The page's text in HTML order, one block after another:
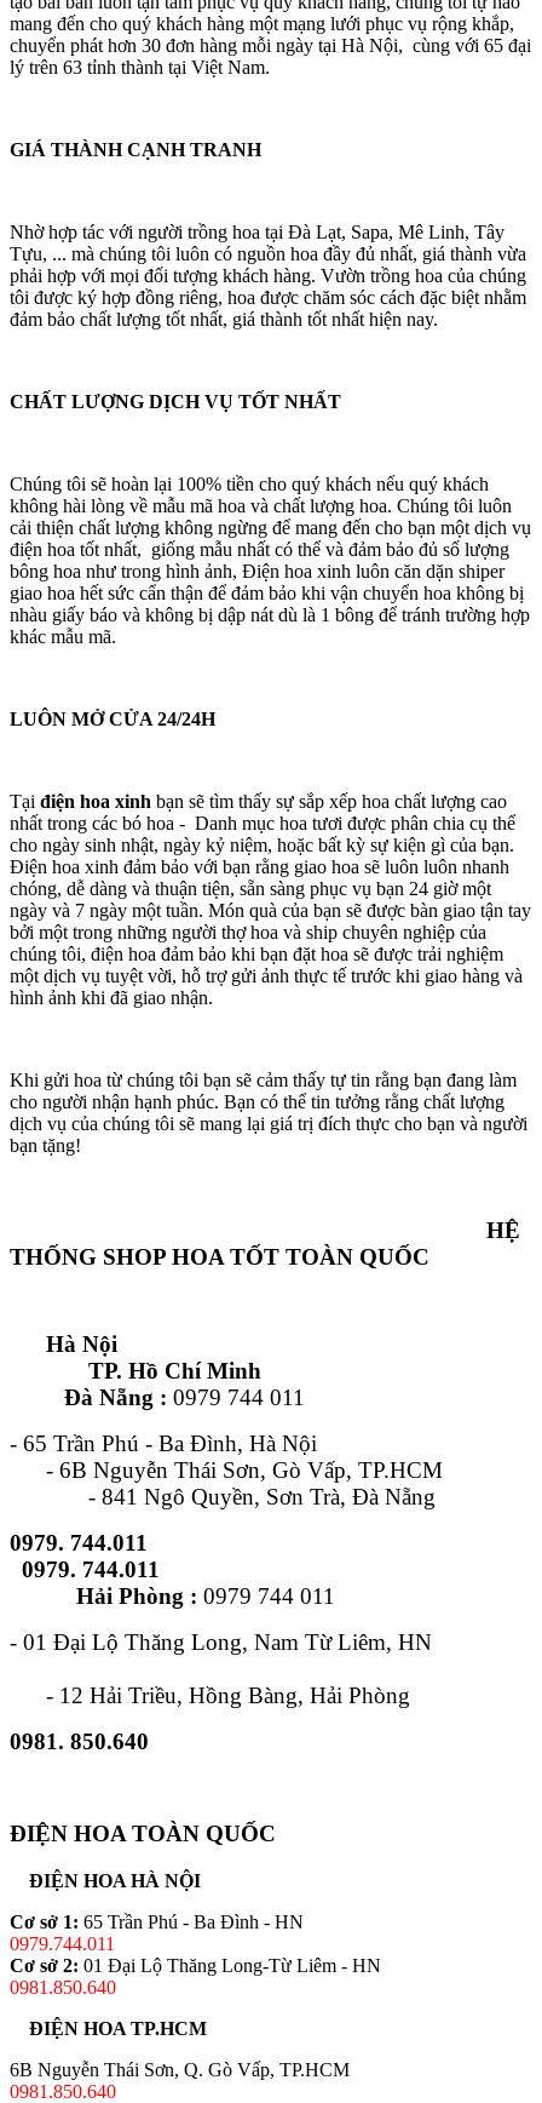
mang đến cho quý khách hàng một mạng lưới phục vụ rộng khắp,
chuyển phát hơn 30 đơn hàng mỗi ngày tại Hà Nội, cùng với 65 đại
lý trên 63 tỉnh thành tại Việt Nam.
GIÁ THÀNH CẠNH TRANH
Nhờ hợp tác với người trồng hoa tại Đà Lạt, Sapa, Mê Linh, Tây
Tựu, ... mà chúng tôi luôn có nguồn hoa đầy đủ nhất, giá thành vừa
phải hợp với mọi đối tượng khách hàng. Vườn trồng hoa của chúng
tôi được ký hợp đồng riêng, hoa được chăm sóc cách đặc biệt nhằm
đảm bảo chất lượng tốt nhất, giá thành tốt nhất hiện nay.
CHẤT LƯỢNG DỊCH VỤ TỐT NHẤT
Chúng tôi sẽ hoàn lại 100% tiền cho quý khách nếu quý khách
không hài lòng về mẫu mã hoa và chất lượng hoa. Chúng tôi luôn
cải thiện chất lượng không ngừng để mang đến cho bạn một dịch vụ
điện hoa tốt nhất, giống mẫu nhất có thể và đảm bảo đủ số lượng
bông hoa như trong hình ảnh, Điện hoa xinh luôn căn dặn shiper
giao hoa hết sức cẩn thận để đảm bảo khi vận chuyển hoa không bị
nhàu giấy báo và không bị dập nát dù là 1 bông để tránh trường hợp
khác mẫu mã.
LUÔN MỞ CỬA 24/24H
Tại điện hoa xinh bạn sẽ tìm thấy sự sắp xếp hoa chất lượng cao
nhất trong các bó hoa - Danh mục hoa tươi được phân chia cụ thể
cho ngày sinh nhật, ngày kỷ niệm, hoặc bất kỳ sự kiện gì của bạn.
Điện hoa xinh đảm bảo với bạn rằng giao hoa sẽ luôn luôn nhanh
chóng, dễ dàng và thuận tiện, sẵn sàng phục vụ bạn 24 giờ một
ngày và 7 ngày một tuần. Món quà của bạn sẽ được bàn giao tận tay
bởi một trong những người thợ hoa và ship chuyên nghiệp của
chúng tôi, điện hoa đảm bảo khi bạn đặt hoa sẽ được trải nghiệm
một dịch vụ tuyệt vời, hỗ trợ gửi ảnh thực tế trước khi giao hàng và
hình ảnh khi đã giao nhận.
Khi gửi hoa từ chúng tôi bạn sẽ cảm thấy tự tin rằng bạn đang làm
cho người nhận hạnh phúc. Bạn có thể tin tưởng rằng chất lượng
dịch vụ của chúng tôi sẽ mang lại giá trị đích thực cho bạn và người
bạn tặng!
HỆ
THỐNG SHOP HOA TỐT TOÀN QUỐC
Hà Nội
TP. Hồ Chí Minh
Đà Nẵng : 0979 744 011
- 65 Trần Phú - Ba Đình, Hà Nội
- 6B Nguyễn Thái Sơn, Gò Vấp, TP.HCM
- 841 Ngô Quyền, Sơn Trà, Đà Nẵng
0979. 744.011
0979. 744.011
Hải Phòng : 0979 744 011
- 01 Đại Lộ Thăng Long, Nam Từ Liêm, HN
- 12 Hải Triều, Hồng Bàng, Hải Phòng
0981. 850.640
ĐIỆN HOA TOÀN QUỐC
ĐIỆN HOA HÀ NỘI
Cơ sở 1: 65 Trần Phú - Ba Đình - HN
0979.744.011
Cơ sở 2: 01 Đại Lộ Thăng Long-Từ Liêm - HN
0981.850.640
ĐIỆN HOA TP.HCM
6B Nguyễn Thái Sơn, Q. Gò Vấp, TP.HCM
0981.850.640